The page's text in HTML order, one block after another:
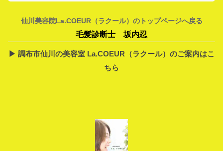
仙川美容院La.COEUR（ラクール）のトップページへ戻る
毛髪診断士 坂内忍
▶︎ 調布市仙川の美容室 La.COEUR（ラクール）のご案内はこ
ちら